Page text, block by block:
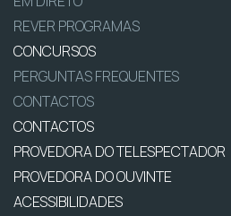
REVER PROGRAMAS
CONCURSOS
PERGUNTAS FREQUENTES
CONTACTOS
CONTACTOS
PROVEDORA DO TELESPECTADOR
PROVEDORA DO OUVINTE
ACESSIBILIDADES